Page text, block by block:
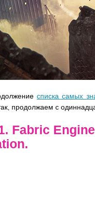
списка самых
продолжаем с
Fabric